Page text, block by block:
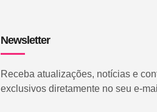
Newsletter
Receba atualizações, notícias e
exclusivos diretamente no seu e-